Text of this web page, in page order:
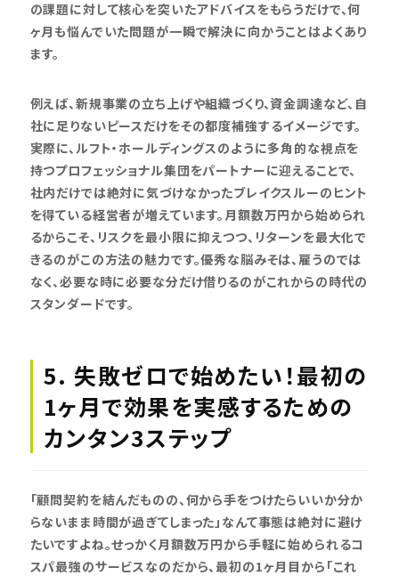
の課題に対して核心を突いたアドバイスをもらうだけで、何
ヶ月も悩んでいた問題が一瞬で解決に向かうことはよくあり
ます。
例えば、新規事業の立ち上げや組織づくり、資金調達など、自
社に足りないピースだけをその都度補強するイメージです。
実際に、ルフト・ホールディングスのように多角的な視点を
持つプロフェッショナル集団をパートナーに迎えることで、
社内だけでは絶対に気づけなかったブレイクスルーのヒント
を得ている経営者が増えています。月額数万円から始められ
るからこそ、リスクを最小限に抑えつつ、リターンを最大化で
きるのがこの方法の魅力です。優秀な脳みそは、雇うのでは
なく、必要な時に必要な分だけ借りるのがこれからの時代の
スタンダードです。
5. 失敗ゼロで始めたい！最初の
1ヶ月で効果を実感するための
カンタン3ステップ
「顧問契約を結んだものの、何から手をつけたらいいか分か
らないまま時間が過ぎてしまった」なんて事態は絶対に避け
たいですよね。せっかく月額数万円から手軽に始められるコ
スパ最強のサービスなのだから、最初の1ヶ月目から「これ